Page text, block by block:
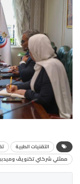
التقنيات الطبية
ممثلي شركتي تكنويڤ